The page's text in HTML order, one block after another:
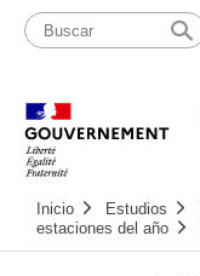
Pasar
contenido
Mapa
web
Navigation
principale
Inicio Estudios
estaciones del año